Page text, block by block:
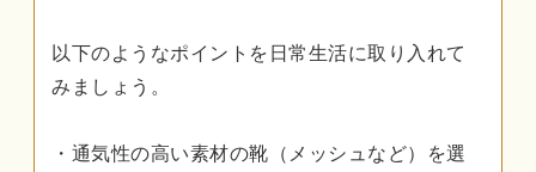
以下のようなポイントを日常生活に取り入れて
みましょう。
・通気性の高い素材の靴（メッシュなど）を選